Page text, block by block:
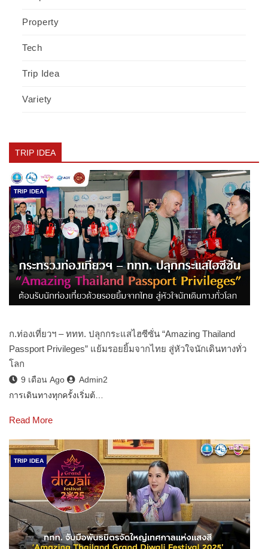
Property
Tech
Trip Idea
Variety
TRIP IDEA
TRIP IDEA
ก.ท่องเที่ยวฯ – ททท. ปลุกกระแสไฮซีซั่น “Amazing Thailand
Passport Privileges” แย้มรอยยิ้มจากไทย สู่หัวใจนักเดินทางทั่ว
โลก
9 เดือน Ago
Admin2
การเดินทางทุกครั้งเริ่มต้…
Read More
TRIP IDEA